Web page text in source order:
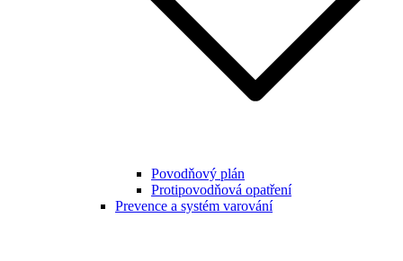
Povodňový plán
Protipovodňová opatření
Prevence a systém varování